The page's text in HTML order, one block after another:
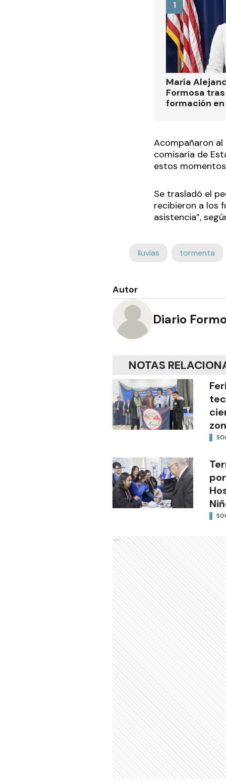
María
Formosa
formación
1
Acompañaron al
comisaría de
estos
Se trasladó el
recibieron a los
asistencia”,
lluvias tormenta
Autor
Diario
NOTAS
Ads